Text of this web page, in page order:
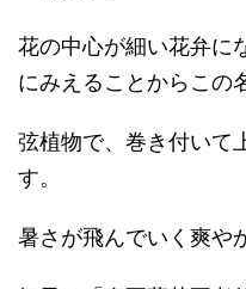
花の中心が細い花弁に
にみえることからこの
弦植物で、巻き付いて
す。
暑さが飛んでいく爽や